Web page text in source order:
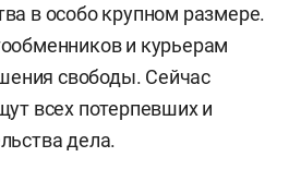
в особо крупном размере.
и курьерам
свободы. Сейчас
всех потерпевших и
дела.